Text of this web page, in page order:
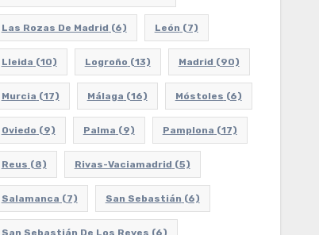
Las Rozas De Madrid (6) León (7)
Lleida (10) Logroño (13) Madrid (90)
Murcia (17) Málaga (16) Móstoles (6)
Oviedo (9) Palma (9) Pamplona (17)
Reus (8) Rivas-Vaciamadrid (5)
Salamanca (7) San Sebastián (6)
San Sebastián De Los Reyes (6)